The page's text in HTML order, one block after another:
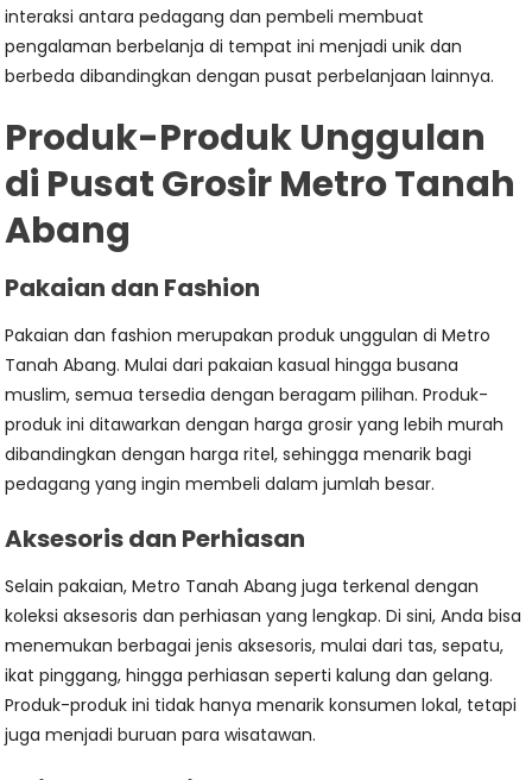
interaksi antara pedagang dan pembeli membuat
pengalaman berbelanja di tempat ini menjadi unik dan
berbeda dibandingkan dengan pusat perbelanjaan lainnya.
Produk-Produk Unggulan
di Pusat Grosir Metro Tanah
Abang
Pakaian dan Fashion
Pakaian dan fashion merupakan produk unggulan di Metro
Tanah Abang. Mulai dari pakaian kasual hingga busana
muslim, semua tersedia dengan beragam pilihan. Produk-
produk ini ditawarkan dengan harga grosir yang lebih murah
dibandingkan dengan harga ritel, sehingga menarik bagi
pedagang yang ingin membeli dalam jumlah besar.
Aksesoris dan Perhiasan
Selain pakaian, Metro Tanah Abang juga terkenal dengan
koleksi aksesoris dan perhiasan yang lengkap. Di sini, Anda bisa
menemukan berbagai jenis aksesoris, mulai dari tas, sepatu,
ikat pinggang, hingga perhiasan seperti kalung dan gelang.
Produk-produk ini tidak hanya menarik konsumen lokal, tetapi
juga menjadi buruan para wisatawan.